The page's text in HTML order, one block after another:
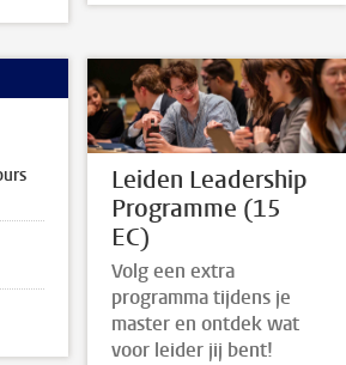
Leiden Leadership
Programme (15
EC)
Volg een extra
programma tijdens je
master en ontdek wat
voor leider jij bent!